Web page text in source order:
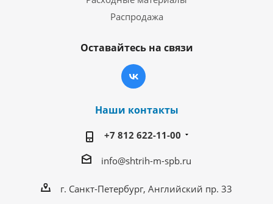
Распродажа
Оставайтесь на связи
Наши контакты
+7 812 622-11-00
info@shtrih-m-spb.ru
г. Санкт-Петербург, Английский пр. 33